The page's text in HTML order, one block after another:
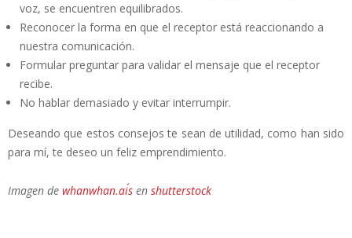
voz, se encuentren equilibrados.
Reconocer la forma en que el receptor está reaccionando a
nuestra comunicación.
Formular preguntar para validar el mensaje que el receptor
recibe.
No hablar demasiado y evitar interrumpir.
Deseando que estos consejos te sean de utilidad, como han sido
para mí, te deseo un feliz emprendimiento.
Imagen de whanwhan.ai´s en shutterstock